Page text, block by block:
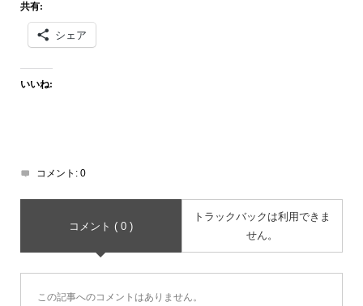
共有:
シェア
いいね:
コメント: 0
コメント ( 0 )
トラックバックは利用できま
せん。
この記事へのコメントはありません。